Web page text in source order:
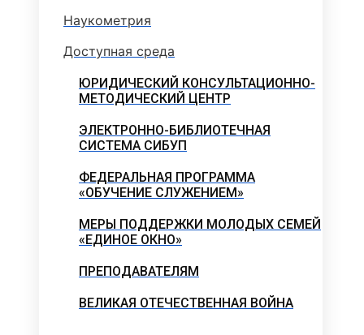
Наукометрия
Доступная среда
ЮРИДИЧЕСКИЙ КОНСУЛЬТАЦИОННО-
МЕТОДИЧЕСКИЙ ЦЕНТР
ЭЛЕКТРОННО-БИБЛИОТЕЧНАЯ
СИСТЕМА СИБУП
ФЕДЕРАЛЬНАЯ ПРОГРАММА
«ОБУЧЕНИЕ СЛУЖЕНИЕМ»
МЕРЫ ПОДДЕРЖКИ МОЛОДЫХ СЕМЕЙ
«ЕДИНОЕ ОКНО»
ПРЕПОДАВАТЕЛЯМ
ВЕЛИКАЯ ОТЕЧЕСТВЕННАЯ ВОЙНА